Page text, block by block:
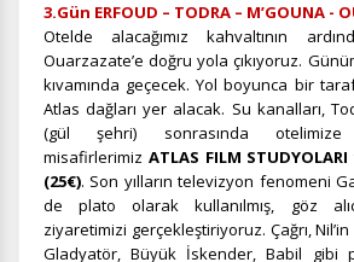
3.Gün ERFOUD – TODRA – M’GOUNA -
Otelde alacağımız kahvaltının
Ouarzazate’e doğru yola çıkıyoruz.
kıvamında geçecek. Yol boyunca bir
Atlas dağları yer alacak. Su kanalları,
(gül şehri) sonrasında otelimize
misafirlerimiz ATLAS FILM STUDYOLARI
(25€). Son yılların televizyon fenomeni
de plato olarak kullanılmış, göz
ziyaretimizi gerçekleştiriyoruz. Çağrı,
Gladyatör, Büyük İskender, Babil gibi